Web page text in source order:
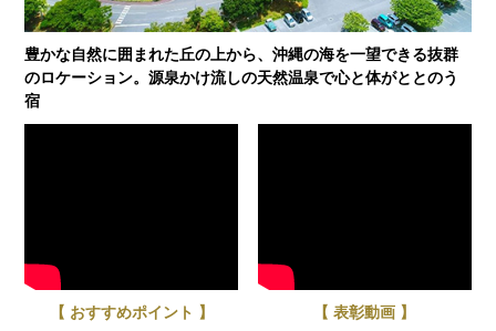
豊かな自然に囲まれた丘の上から、沖縄の海を一望できる抜群
のロケーション。源泉かけ流しの天然温泉で心と体がととのう
宿
【 おすすめポイント 】 【 表彰動画 】